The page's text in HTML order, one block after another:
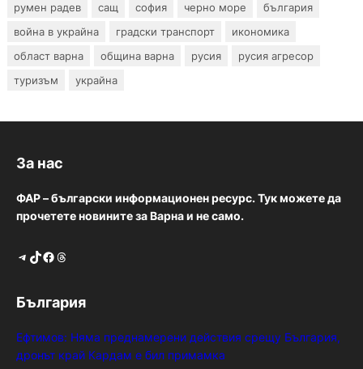
румен радев
сащ софия черно море
българия
война в украйна
градски транспорт
икономика
област варна
община варна русия
русия агресор
туризъм
украйна
За нас
ФАР – български информационен ресурс. Тук можете да
прочетете новините за Варна и не само.
Telegram TikTok Facebook Threads
България
Ефтимов: Няма преднамерени действия срещу България,
дронът край Кардам е бил примамка